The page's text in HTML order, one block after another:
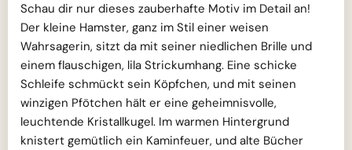
Schau dir nur dieses zauberhafte Motiv im Detail an!
Der kleine Hamster, ganz im Stil einer weisen
Wahrsagerin, sitzt da mit seiner niedlichen Brille und
einem flauschigen, lila Strickumhang. Eine schicke
Schleife schmückt sein Köpfchen, und mit seinen
winzigen Pfötchen hält er eine geheimnisvolle,
leuchtende Kristallkugel. Im warmen Hintergrund
knistert gemütlich ein Kaminfeuer, und alte Bücher